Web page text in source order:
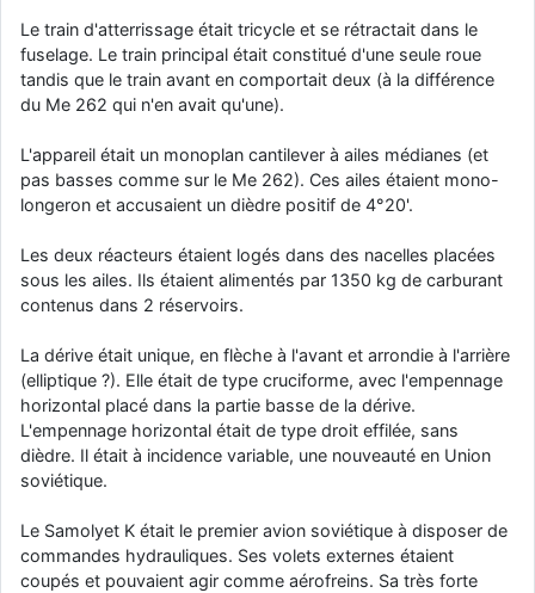
d9pouces: j'ai trouvé un palliatif un peu violent, mais ça devrait aller
un peu mieux
d9pouces: cette fois, c'est le Brésil et Singapour qui mettent le site
par terre
jericho : Ah ben je peux te confirmer que j'étais resté dans le filtre…
d9pouces : Désolé ! Mon filtrage a été un peu trop violent
tout voir
Le train d'atterrissage était tricycle et se rétractait dans le
fuselage. Le train principal était constitué d'une seule roue
tandis que le train avant en comportait deux (à la différence
du Me 262 qui n'en avait qu'une).
L'appareil était un monoplan cantilever à ailes médianes (et
pas basses comme sur le Me 262). Ces ailes étaient mono-
longeron et accusaient un dièdre positif de 4°20'.
Les deux réacteurs étaient logés dans des nacelles placées
sous les ailes. Ils étaient alimentés par 1350 kg de carburant
contenus dans 2 réservoirs.
La dérive était unique, en flèche à l'avant et arrondie à l'arrière
(elliptique ?). Elle était de type cruciforme, avec l'empennage
horizontal placé dans la partie basse de la dérive.
L'empennage horizontal était de type droit effilée, sans
dièdre. Il était à incidence variable, une nouveauté en Union
soviétique.
Le Samolyet K était le premier avion soviétique à disposer de
commandes hydrauliques. Ses volets externes étaient
coupés et pouvaient agir comme aérofreins. Sa très forte